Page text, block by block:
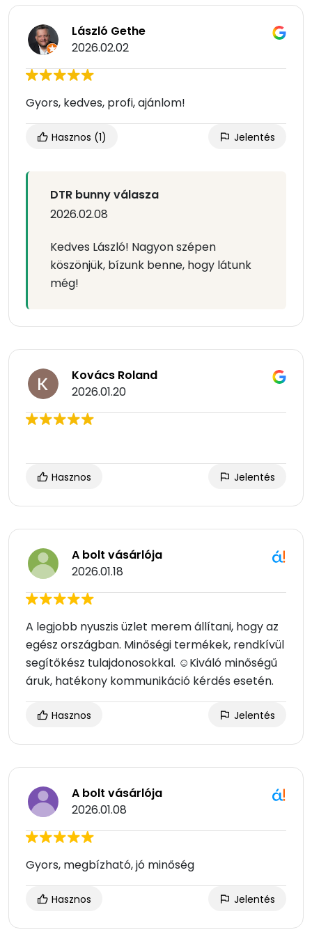
László Gethe
2026.02.02
Gyors, kedves, profi, ajánlom!
Hasznos (1) Jelentés
DTR bunny válasza
2026.02.08
Kedves László! Nagyon szépen
köszönjük, bízunk benne, hogy látunk
még!
Kovács Roland
2026.01.20
Hasznos Jelentés
A bolt vásárlója
2026.01.18
A legjobb nyuszis üzlet merem állítani, hogy az
egész országban. Minőségi termékek, rendkívül
segítőkész tulajdonosokkal. ☺Kiváló minőségű
áruk, hatékony kommunikáció kérdés esetén.
Hasznos Jelentés
A bolt vásárlója
2026.01.08
Gyors, megbízható, jó minőség
Hasznos Jelentés